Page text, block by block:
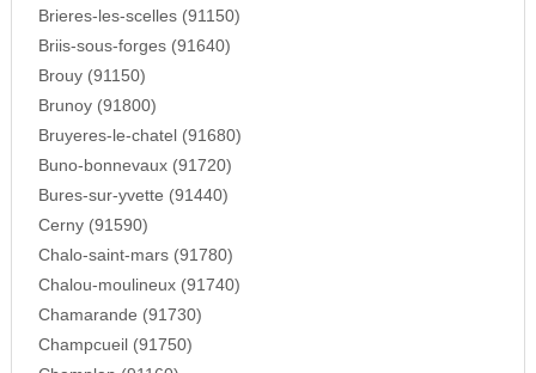
Brieres-les-scelles (91150)
Briis-sous-forges (91640)
Brouy (91150)
Brunoy (91800)
Bruyeres-le-chatel (91680)
Buno-bonnevaux (91720)
Bures-sur-yvette (91440)
Cerny (91590)
Chalo-saint-mars (91780)
Chalou-moulineux (91740)
Chamarande (91730)
Champcueil (91750)